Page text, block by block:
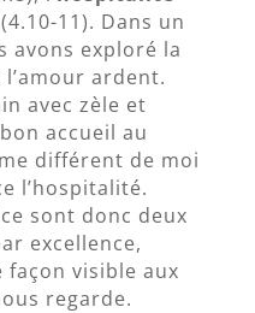
(4.10-11). Dans un
avons exploré la
ardent.
avec zèle et
accueil au
différent de moi
l’hospitalité.
sont donc deux
excellence,
façon visible aux
regarde.